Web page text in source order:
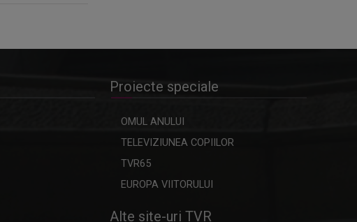
Proiecte speciale
OMUL ANULUI
TELEVIZIUNEA COPIILOR
TVR65
EUROPA VIITORULUI
Alte site-uri TVR